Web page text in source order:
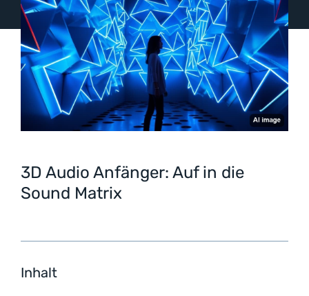
3D Audio Anfänger: Auf in die
Sound Matrix
Inhalt